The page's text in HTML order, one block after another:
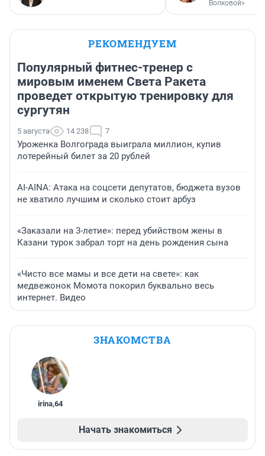
Волковой»
РЕКОМЕНДУЕМ
Популярный фитнес-тренер с
мировым именем Света Ракета
проведет открытую тренировку для
сургутян
5 августа 14 238 7
Уроженка Волгограда выиграла миллион, купив
лотерейный билет за 20 рублей
AI-AINA: Атака на соцсети депутатов, бюджета вузов
не хватило лучшим и сколько стоит арбуз
«Заказали на 3-летие»: перед убийством жены в
Казани турок забрал торт на день рождения сына
«Чисто все мамы и все дети на свете»: как
медвежонок Момота покорил буквально весь
интернет. Видео
ЗНАКОМСТВА
irina,64
Начать знакомиться